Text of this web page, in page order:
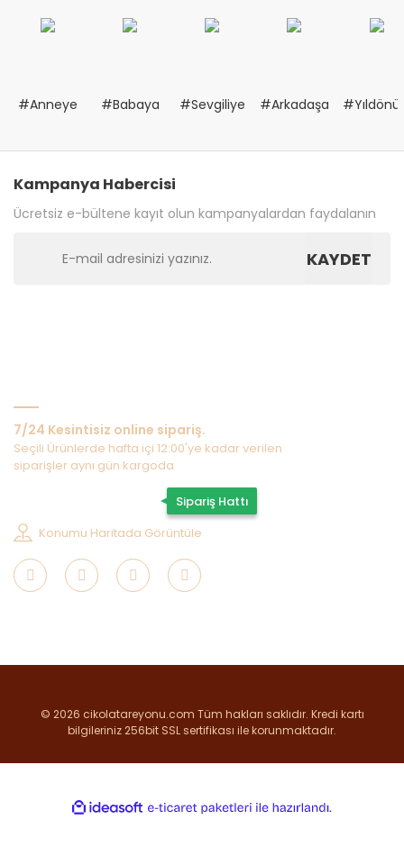
#Anneye #Babaya #Sevgiliye #Arkadaşa
Kampanya Habercisi
Ücretsiz e-bültene kayıt olun kampanyalardan faydalanın
KAYDET
7/24 Kesintisiz online sipariş.
Seçili Ürünlerde hafta içi 12:00'ye kadar verilen
siparişler aynı gün kargoda
Sipariş Hattı
Konumu Haritada Görüntüle
© 2026 cikolatareyonu.com Tüm hakları saklıdır. Kredi kartı
bilgileriniz 256bit SSL sertifikası ile korunmaktadır.
ideasoft
e-